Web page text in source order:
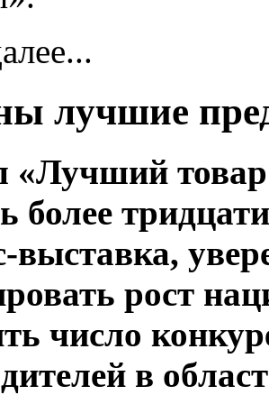
лучшие
«Лучший товар
более
выставка,
рост
число
в